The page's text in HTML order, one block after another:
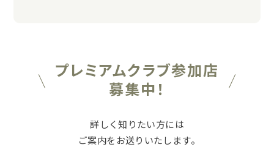
プレミアムクラブ参加店
募集中！
詳しく知りたい方には
ご案内をお送りいたします。